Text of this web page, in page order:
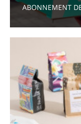
ABONNEMENT